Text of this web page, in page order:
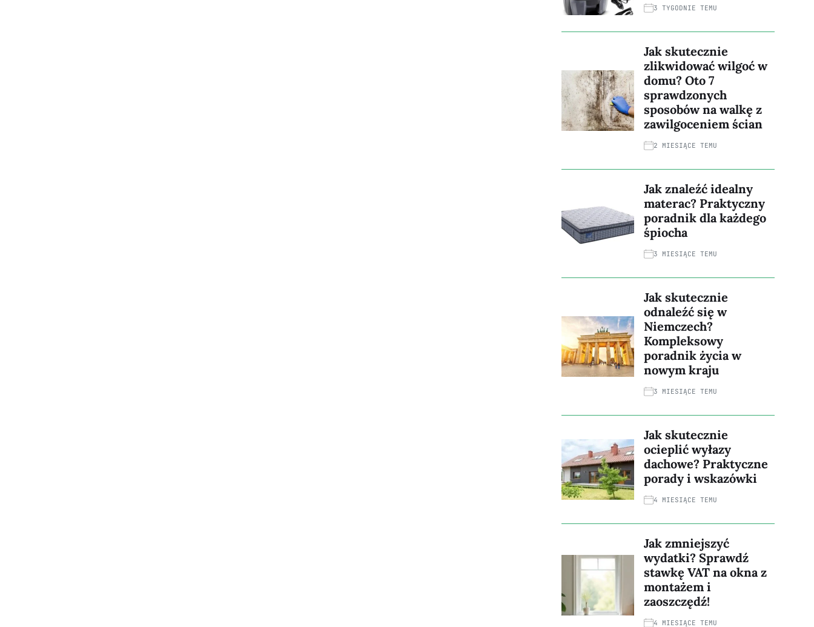
3 TYGODNIE TEMU
Jak skutecznie
zlikwidować wilgoć w
domu? Oto 7
sprawdzonych
sposobów na walkę z
zawilgoceniem ścian
2 MIESIĄCE TEMU
Jak znaleźć idealny
materac? Praktyczny
poradnik dla każdego
śpiocha
3 MIESIĄCE TEMU
Jak skutecznie
odnaleźć się w
Niemczech?
Kompleksowy
poradnik życia w
nowym kraju
3 MIESIĄCE TEMU
Jak skutecznie
ocieplić wyłazy
dachowe? Praktyczne
porady i wskazówki
4 MIESIĄCE TEMU
Jak zmniejszyć
wydatki? Sprawdź
stawkę VAT na okna z
montażem i
zaoszczędź!
4 MIESIĄCE TEMU